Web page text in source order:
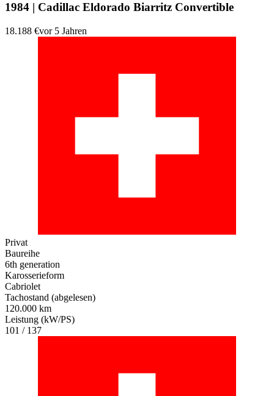
1984 | Cadillac Eldorado Biarritz Convertible
18.188 €vor 5 Jahren
Privat
Baureihe
6th generation
Karosserieform
Cabriolet
Tachostand (abgelesen)
120.000 km
Leistung (kW/PS)
101 / 137